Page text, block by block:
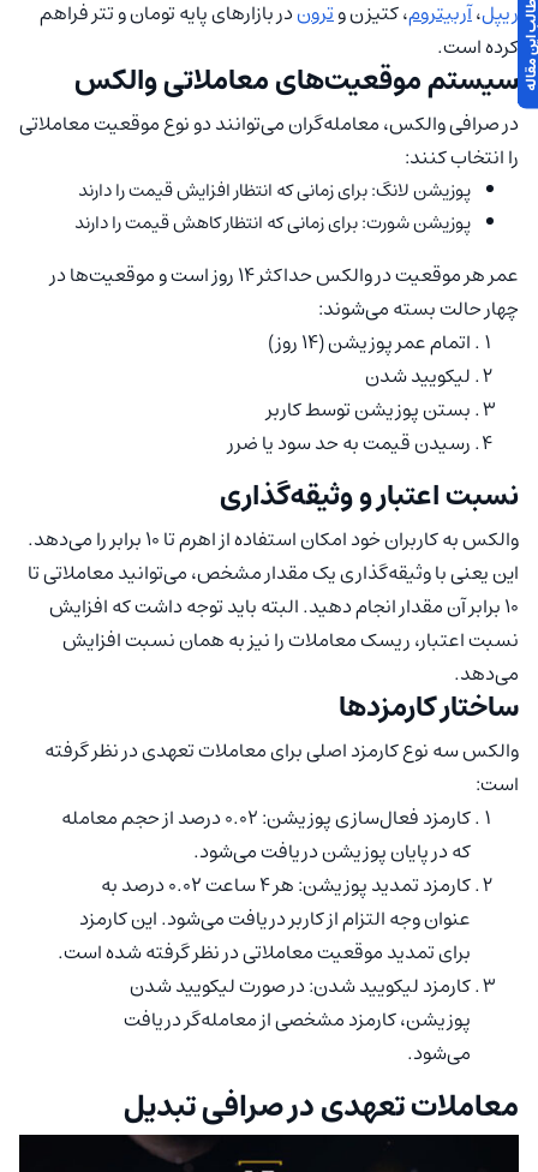
ریپل،آربیتروم، کتیزن وتروندر بازارهای پایه تومان و تتر فراهم
کرده است.
سیستم موقعیت‌های معاملاتی والکس
در صرافی والکس، معامله‌گران می‌توانند دو نوع موقعیت معاملاتی
را انتخاب کنند:
پوزیشن لانگ: برای زمانی که انتظار افزایش قیمت را دارند
پوزیشن شورت: برای زمانی که انتظار کاهش قیمت را دارند
عمر هر موقعیت در والکس حداکثر 14 روز است و موقعیت‌ها در
چهار حالت بسته می‌شوند:
اتمام عمر پوزیشن (14 روز)
لیکویید شدن
بستن پوزیشن توسط کاربر
رسیدن قیمت به حد سود یا ضرر
نسبت اعتبار و وثیقه‌گذاری
والکس به کاربران خود امکان استفاده از اهرم تا 10 برابر را می‌دهد.
این یعنی با وثیقه‌گذاری یک مقدار مشخص، می‌توانید معاملاتی تا
10 برابر آن مقدار انجام دهید. البته باید توجه داشت که افزایش
نسبت اعتبار، ریسک معاملات را نیز به همان نسبت افزایش
می‌دهد.
ساختار کارمزدها
والکس سه نوع کارمزد اصلی برای معاملات تعهدی در نظر گرفته
است:
کارمزد فعال‌سازی پوزیشن: 0.02 درصد از حجم معامله
که در پایان پوزیشن دریافت می‌شود.
کارمزد تمدید پوزیشن: هر 4 ساعت 0.02 درصد به
عنوان وجه‌ التزام از کاربر دریافت می‌شود. این کارمزد
برای تمدید موقعیت معاملاتی در نظر گرفته شده است.
کارمزد لیکویید شدن: در صورت لیکویید شدن
پوزیشن، کارمزد مشخصی از معامله‌گر دریافت
می‌شود.
معاملات تعهدی در صرافی تبدیل